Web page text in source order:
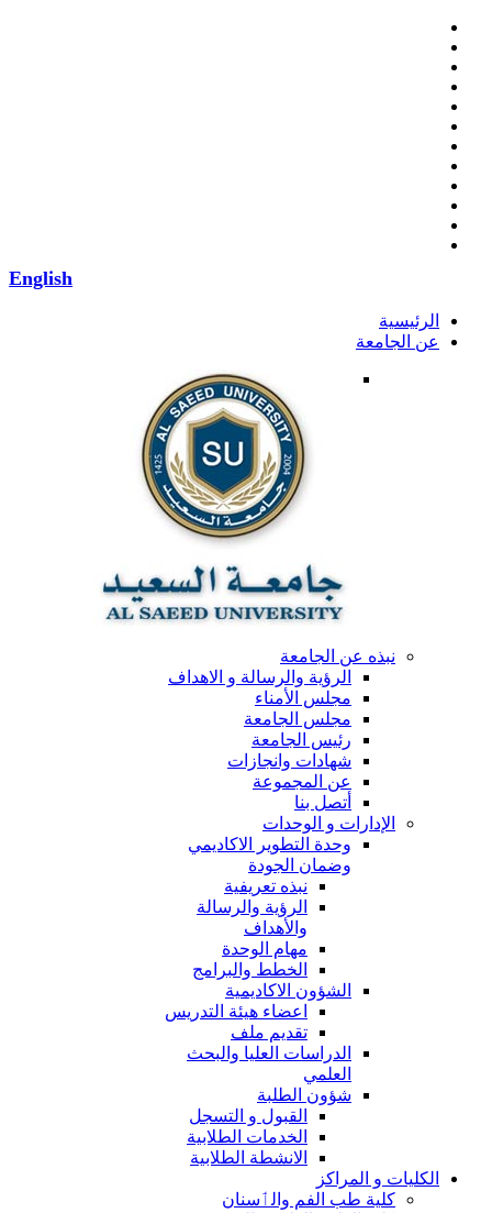
English
الرئيسية
عن الجامعة
نبذه عن الجامعة
الرؤية والرسالة و الاهداف
مجلس الأمناء
مجلس الجامعة
رئيس الجامعة
شهادات وانجازات
عن المجموعة
أتصل بنا
الإدارات و الوحدات
وحدة التطوير الاكاديمي
وضمان الجودة
نبذه تعريفية
الرؤية والرسالة
والأهداف
مهام الوحدة
الخطط والبرامج
الشؤون الاكاديمية
اعضاء هيئة التدريس
تقديم ملف
الدراسات العليا والبحث
العلمي
شؤون الطلبة
القبول و التسجل
الخدمات الطلابية
الانشطة الطلابية
الكليات و المراكز
كلية طب الفم والٲسنان